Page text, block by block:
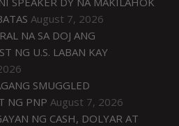
August 7, 2026
NA SA DOJ ANG
NG U.S. LABAN KAY
SMUGGLED
NG PNP August 7, 2026
NG CASH, DOLYAR AT